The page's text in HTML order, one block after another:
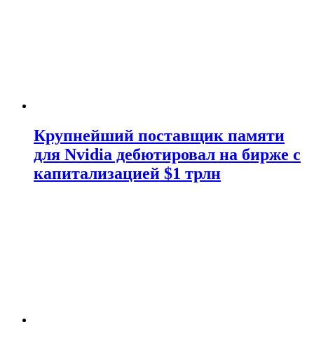
Крупнейший поставщик памяти
для Nvidia дебютировал на бирже с
капитализацией $1 трлн